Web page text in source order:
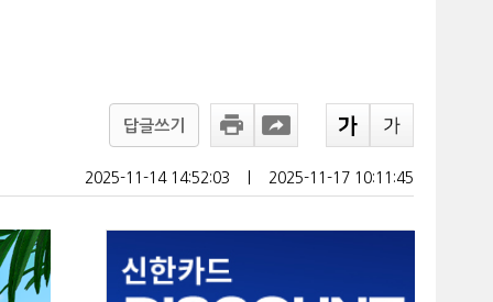
답글쓰기
2025-11-14 14:52:03 2025-11-17 10:11:45